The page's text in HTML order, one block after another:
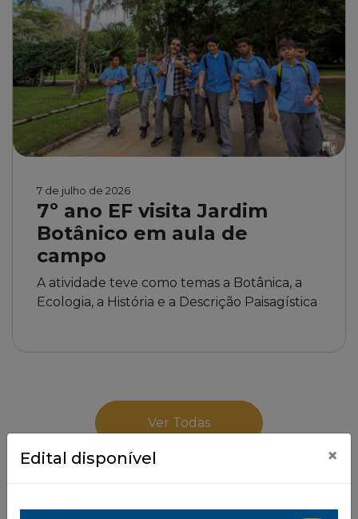
7 de julho de 2026
7º ano EF visita Jardim
Botânico em aula de
campo
A atividade teve como temas a Botânica, a
Ecologia, a História e a Descrição Paisagística
Ver Todas
Edital disponível ×